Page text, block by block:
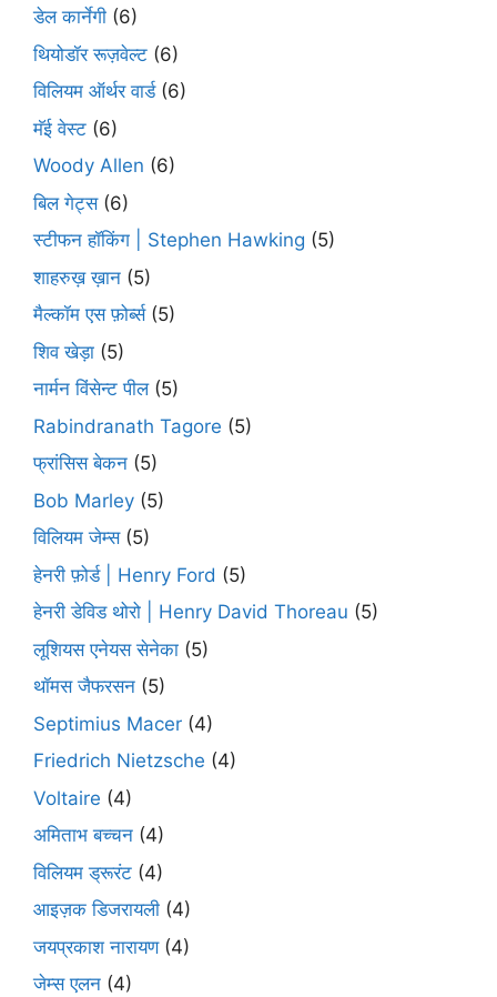
डेल कार्नेगी (6)
थियोडॉर रूज़वेल्ट (6)
विलियम ऑर्थर वार्ड(6)
मॅई वेस्ट (6)
Woody Allen (6)
बिल गेट्स(6)
स्टीफन हॉकिंग | Stephen Hawking (5)
शाहरुख़ ख़ान (5)
मैल्कॉम एस फ़ोर्ब्स(5)
शिव खेड़ा (5)
नार्मन विंसेन्ट पील(5)
Rabindranath Tagore (5)
फ्रांसिस बेकन (5)
Bob Marley (5)
विलियम जेम्स(5)
हेनरी फ़ोर्ड | Henry Ford (5)
हेनरी डेविड थोरो | Henry David Thoreau (5)
लूशियस एनेयस सेनेका (5)
थॉमस जैफरसन (5)
Septimius Macer (4)
Friedrich Nietzsche (4)
Voltaire (4)
अमिताभ बच्चन (4)
विलियम ड्रूरंट (4)
आइज़क डिजरायली (4)
जयप्रकाश नारायण(4)
जेम्स एलन (4)